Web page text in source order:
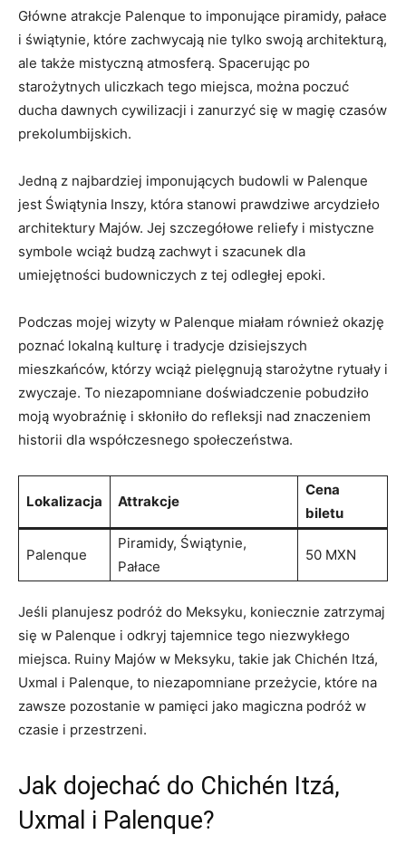
Główne atrakcje​ Palenque ‍to imponujące​ piramidy, pałace
i świątynie, które zachwycają nie tylko ‍swoją architekturą,
‍ale także mistyczną atmosferą. Spacerując po
starożytnych uliczkach tego miejsca, można poczuć
ducha dawnych cywilizacji i zanurzyć się w magię czasów
prekolumbijskich.
Jedną z najbardziej imponujących budowli w⁢ Palenque‍
jest ​Świątynia Inszy,‌ która stanowi prawdziwe arcydzieło
architektury Majów. Jej szczegółowe reliefy i mistyczne
symbole wciąż budzą ⁣zachwyt i szacunek dla
umiejętności budowniczych z‍ tej odległej epoki.
Podczas mojej wizyty w Palenque miałam również okazję
poznać ‍lokalną kulturę i tradycje dzisiejszych
mieszkańców, którzy wciąż pielęgnują starożytne rytuały i
zwyczaje. To niezapomniane doświadczenie pobudziło
moją wyobraźnię ‍i skłoniło do refleksji ​nad znaczeniem
historii‌ dla współczesnego społeczeństwa.
Lokalizacja Attrakcje
Cena ​
biletu
Palenque
Piramidy, Świątynie,
‍Pałace
50 MXN
Jeśli planujesz podróż do Meksyku, koniecznie zatrzymaj
się w Palenque ‌i odkryj tajemnice tego niezwykłego⁢
miejsca. ‌Ruiny Majów⁢ w Meksyku, takie ⁣jak Chichén Itzá,
Uxmal i Palenque, to niezapomniane przeżycie, które na
zawsze pozostanie w pamięci jako magiczna podróż w
czasie i przestrzeni.
Jak dojechać do Chichén Itzá,
Uxmal i Palenque?